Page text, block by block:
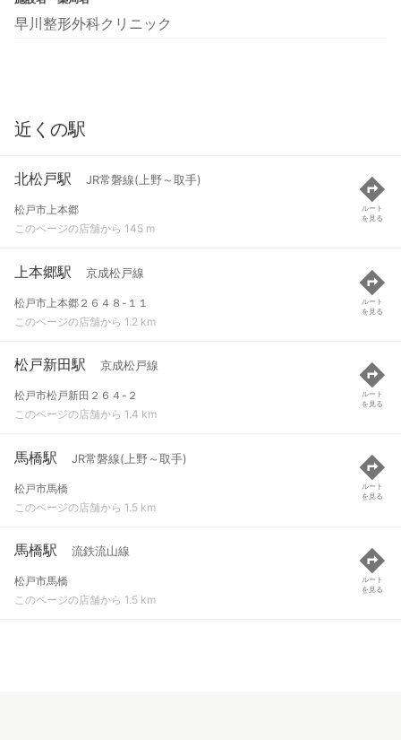
早川整形外科クリニック
近くの駅
北松戸駅 JR常磐線(上野～取手)
松戸市上本郷
このページの店舗から 145 m
ルート
を見る
上本郷駅 京成松戸線
松戸市上本郷２６４８-１１
このページの店舗から 1.2 km
ルート
を見る
松戸新田駅 京成松戸線
松戸市松戸新田２６４-２
このページの店舗から 1.4 km
ルート
を見る
馬橋駅 JR常磐線(上野～取手)
松戸市馬橋
このページの店舗から 1.5 km
ルート
を見る
馬橋駅 流鉄流山線
松戸市馬橋
このページの店舗から 1.5 km
ルート
を見る